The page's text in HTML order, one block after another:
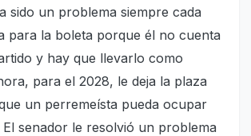
sido un problema siempre cada
para la boleta porque él no cuenta
y hay que llevarlo como
para el 2028, le deja la plaza
un perremeísta pueda ocupar
El senador le resolvió un problema